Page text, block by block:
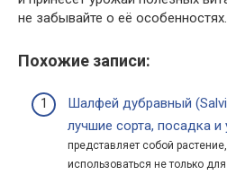
не забывайте о её
Похожие записи:
Шалфей дубравный
лучшие сорта, посадка и
представляет собой
использоваться не только